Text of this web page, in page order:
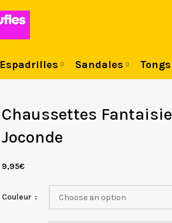
Espadrilles Sandales Tongs
Chaussettes Fantaisie
Joconde
9,95€
Couleur